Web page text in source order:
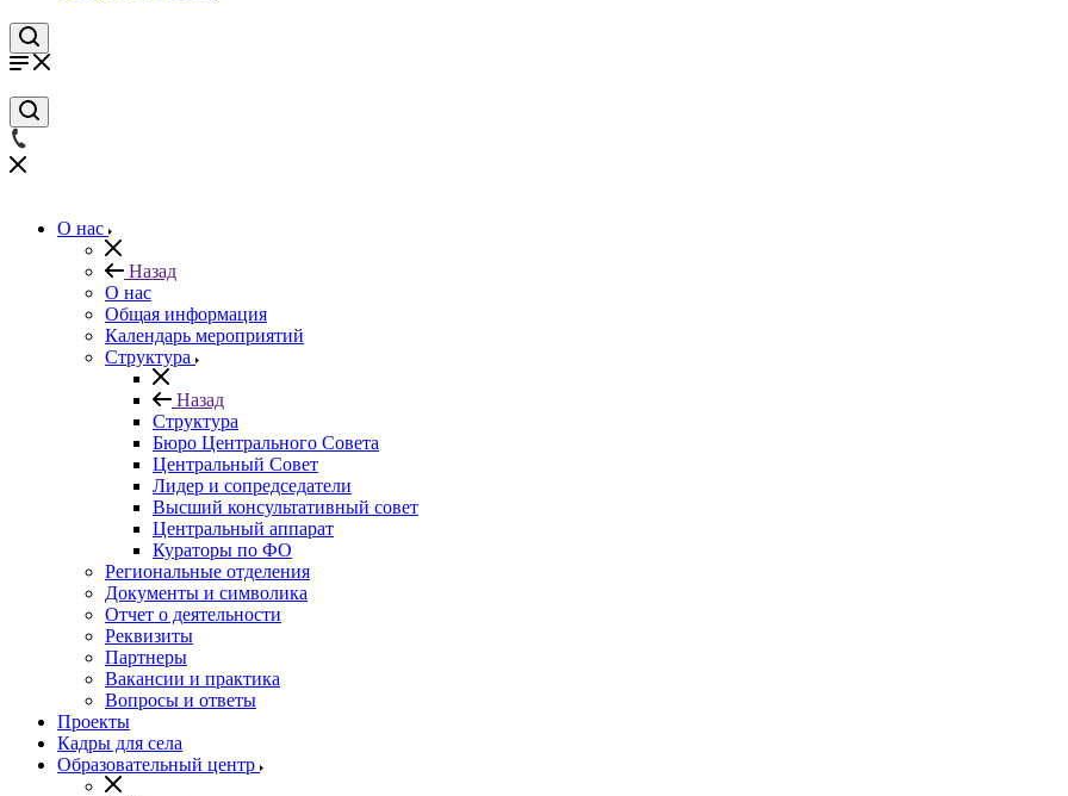
О нас
Назад
О нас
Общая информация
Календарь мероприятий
Структура
Назад
Структура
Бюро Центрального Совета
Центральный Совет
Лидер и сопредседатели
Высший консультативный совет
Центральный аппарат
Кураторы по ФО
Региональные отделения
Документы и символика
Отчет о деятельности
Реквизиты
Партнеры
Вакансии и практика
Вопросы и ответы
Проекты
Кадры для села
Образовательный центр